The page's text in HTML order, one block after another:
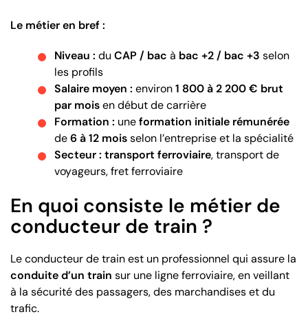
Le métier en bref :
Niveau : du CAP / bac à bac +2 / bac +3 selon
les profils
Salaire moyen : environ1 800 à 2 200 € brut
par moisen début de carrière
Formation : uneformation initiale rémunérée
de6 à 12 moisselon l’entreprise et la spécialité
Secteur : transport ferroviaire, transport de
voyageurs, fret ferroviaire
En quoi consiste le métier de
conducteur de train ?
Le conducteur de train est un professionnel qui assure la
conduite d’un train sur une ligne ferroviaire, en veillant
à la sécurité des passagers, des marchandises et du
trafic.